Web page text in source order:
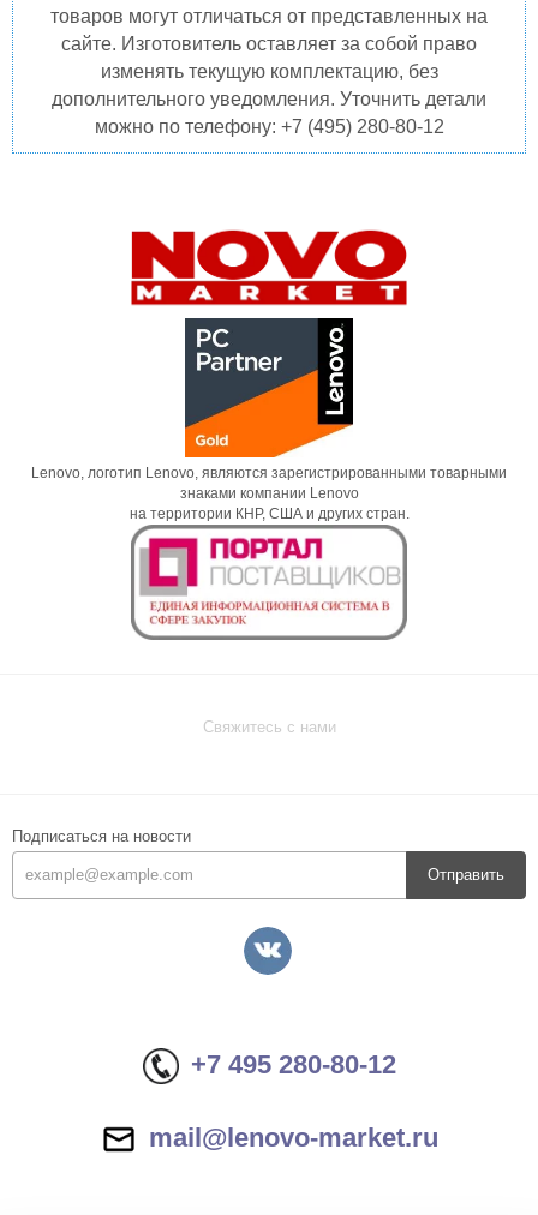
товаров могут отличаться от представленных на
сайте. Изготовитель оставляет за собой право
изменять текущую комплектацию, без
дополнительного уведомления. Уточнить детали
можно по телефону: +7 (495) 280-80-12
Lenovo, логотип Lenovo, являются зарегистрированными товарными
знаками компании Lenovo
на территории КНР, США и других стран.
Свяжитесь с нами
Подписаться на новости
Отправить
+7 495 280-80-12
mail@lenovo-market.ru